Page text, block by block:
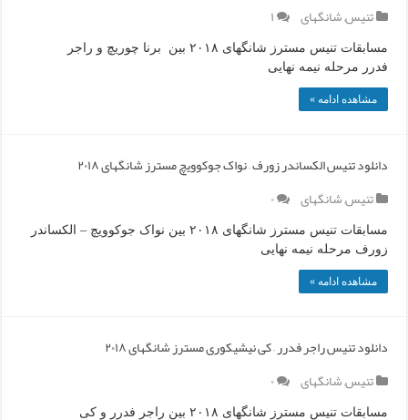
تنیس,شانگهای ۱
مسابقات تنیس مسترز شانگهای ۲۰۱۸ بین برنا چوریچ و راجر
فدرر مرحله نیمه نهایی
مشاهده ادامه »
دانلود تنیس الکساندر زورف – نواک جوکوویچ مسترز شانگهای ۲۰۱۸
تنیس,شانگهای ۰
مسابقات تنیس مسترز شانگهای ۲۰۱۸ بین نواک جوکوویچ – الکساندر
زورف مرحله نیمه نهایی
مشاهده ادامه »
دانلود تنیس راجر فدرر – کی نیشیکوری مسترز شانگهای ۲۰۱۸
تنیس,شانگهای ۰
مسابقات تنیس مسترز شانگهای ۲۰۱۸ بین راجر فدرر و کی